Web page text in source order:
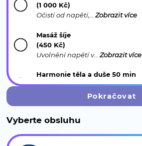
(1 000 Kč)
Očistí od napětí,…Zobrazit více
Masáž šíje
(450 Kč)
Uvolnění napětí v…Zobrazit více
Harmonie těla a duše 50 min
(1 700 Kč)
Unikátní spojení…Zobrazit více
(750 Kč)
Exotická péče o…Zobrazit více
Pokračovat
Vyberte obsluhu